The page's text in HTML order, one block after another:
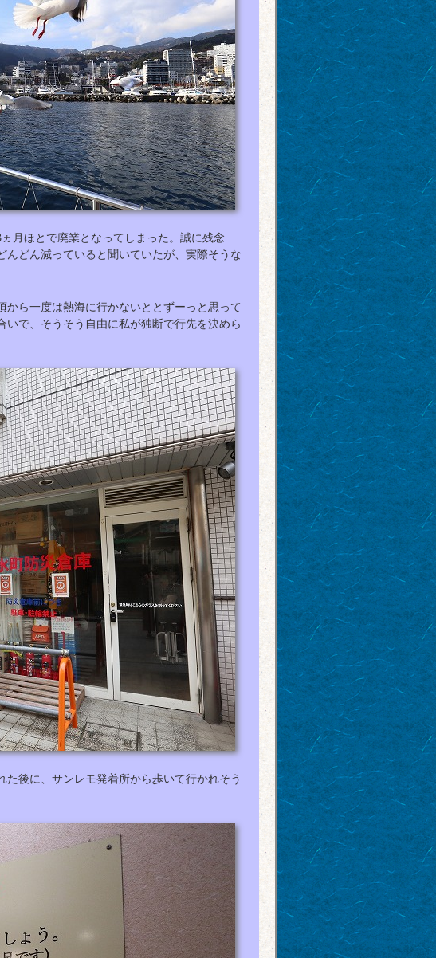
月ほとで廃業となってしまった。誠に残念
どん減っていると聞いていたが、実際そうな
から一度は熱海に行かないととずーっと思って
で、そうそう自由に私が独断で行先を決めら
後に、サンレモ発着所から歩いて行かれそう